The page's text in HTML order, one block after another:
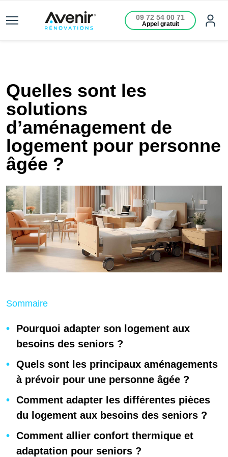
09 72 54 00 71
Appel gratuit
Quelles sont les
solutions
d’aménagement de
logement pour personne
âgée ?
Sommaire
Pourquoi adapter son logement aux
besoins des seniors ?
Quels sont les principaux aménagements
à prévoir pour une personne âgée ?
Comment adapter les différentes pièces
du logement aux besoins des seniors ?
Comment allier confort thermique et
adaptation pour seniors ?